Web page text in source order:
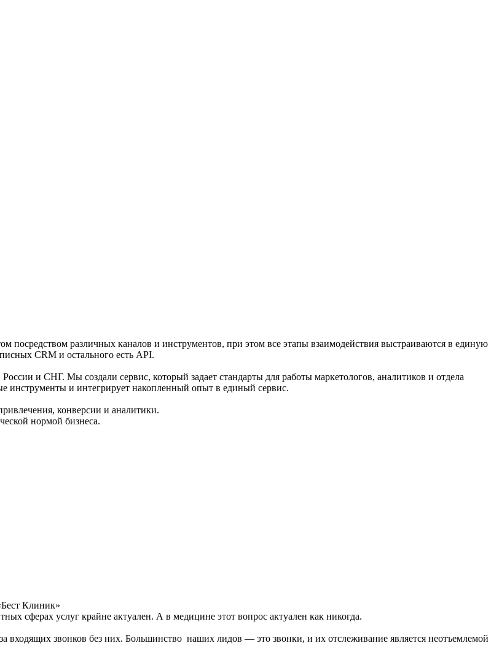
посредством различных каналов и инструментов, при этом все этапы взаимодействия выстраиваются в единую
CRM и остального есть API.
и СНГ. Мы создали сервис, который задает стандарты для работы маркетологов, аналитиков и отдела
инструменты и интегрирует накопленный опыт в единый сервис.
конверсии и аналитики.
нормой бизнеса.
Клиник»
сферах услуг крайне актуален. А в медицине этот вопрос актуален как никогда.
входящих звонков без них. Большинство наших лидов — это звонки, и их отслеживание является неотъемлемой